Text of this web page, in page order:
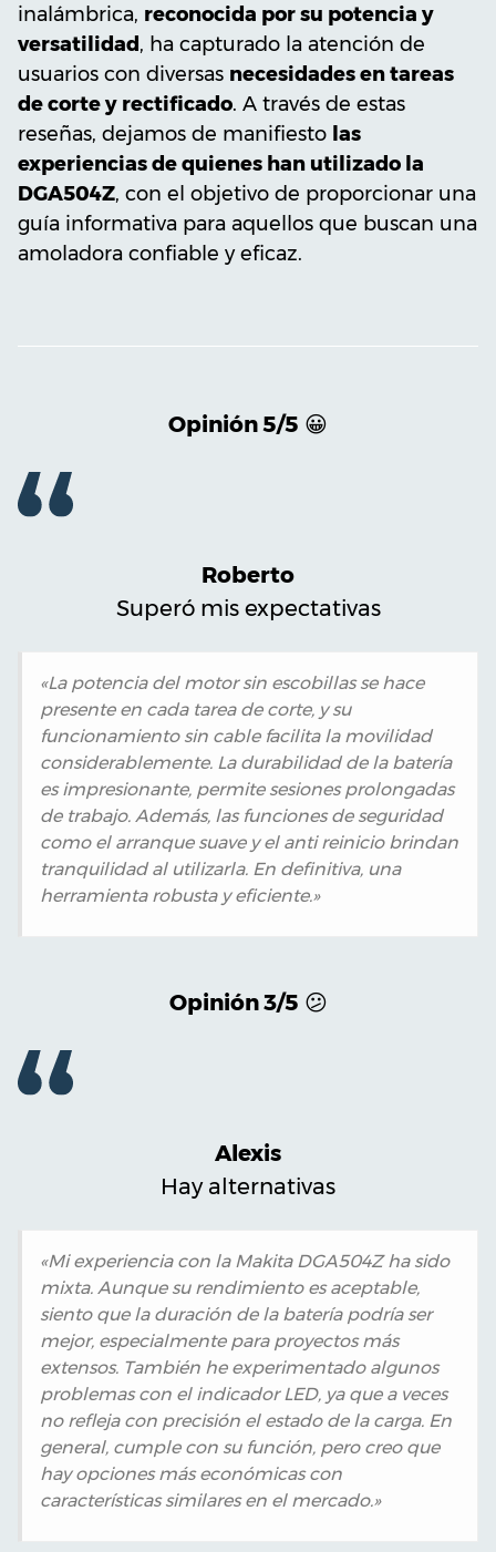
inalámbrica, reconocida por su potencia y
versatilidad, ha capturado la atención de
usuarios con diversas necesidades en tareas
de corte y rectificado. A través de estas
reseñas, dejamos de manifiesto las
experiencias de quienes han utilizado la
DGA504Z, con el objetivo de proporcionar una
guía informativa para aquellos que buscan una
amoladora confiable y eficaz.
Opinión 5/5 😀
Roberto
Superó mis expectativas
«La potencia del motor sin escobillas se hace
presente en cada tarea de corte, y su
funcionamiento sin cable facilita la movilidad
considerablemente. La durabilidad de la batería
es impresionante, permite sesiones prolongadas
de trabajo. Además, las funciones de seguridad
como el arranque suave y el anti reinicio brindan
tranquilidad al utilizarla. En definitiva, una
herramienta robusta y eficiente.»
Opinión 3/5 😕
Alexis
Hay alternativas
«Mi experiencia con la Makita DGA504Z ha sido
mixta. Aunque su rendimiento es aceptable,
siento que la duración de la batería podría ser
mejor, especialmente para proyectos más
extensos. También he experimentado algunos
problemas con el indicador LED, ya que a veces
no refleja con precisión el estado de la carga. En
general, cumple con su función, pero creo que
hay opciones más económicas con
características similares en el mercado.»